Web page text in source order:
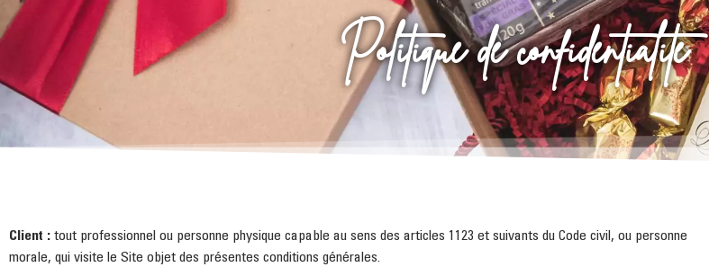
Politique de confidentialité
Client : tout professionnel ou personne physique capable au sens des articles 1123 et suivants du Code civil, ou personne
morale, qui visite le Site objet des présentes conditions générales.